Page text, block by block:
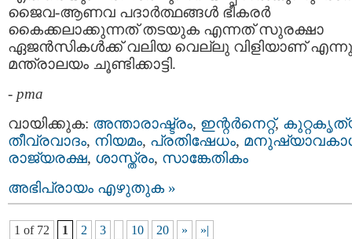
ജൈവ-ആണവ പദാർത്ഥങ്ങൾ ഭീകരർ
കൈക്കലാക്കുന്നത് തടയുക എന്നത് സുരക്ഷാ
ഏജൻസികൾക്ക് വലിയ വെല്ലു വിളിയാണ്‌
മന്ത്രാലയം ചൂണ്ടിക്കാട്ടി.
- pma
വായിക്കുക: അന്താരാഷ്ട്രം, ഇന്റര്‍നെറ്റ്‌,
തീവ്രവാദം, നിയമം, പ്രതിഷേധം,
രാജ്യരക്ഷ, ശാസ്ത്രം, സാങ്കേതികം
അഭിപ്രായം എഴുതുക »
1 of 72 1 2 3 10 20 » »|